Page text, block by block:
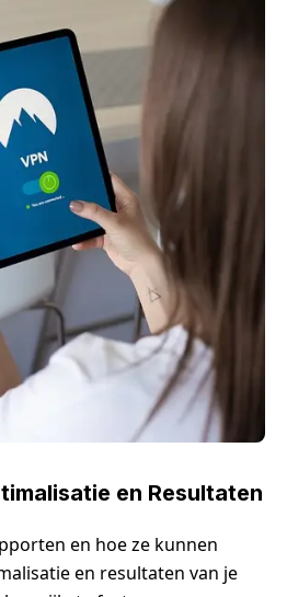
en Resultaten
en hoe ze kunnen
en resultaten van je